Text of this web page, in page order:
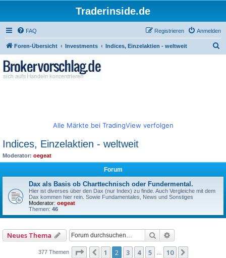
Traderinside.de
FAQ Anmelden
Registrieren
Foren-Übersicht Investments Indices, Einzelaktien - weltweit
Alle Märkte bei TradingView verfolgen
Indices, Einzelaktien - weltweit
Moderator: oegeat
Forum
Dax als Basis ob Charttechnisch oder Fundermental.
Hier ist diverses über den Dax (nur Index) zu finde. Auch Vergleiche mit dem
Dax kommen hier rein. Sowie Fundamentales, News und Sonstiges
Moderator: oegeat
Themen: 46
Neues Thema Suche
377 Themen Seite 2von 10
Vorherige
1 2 3 4 5 10